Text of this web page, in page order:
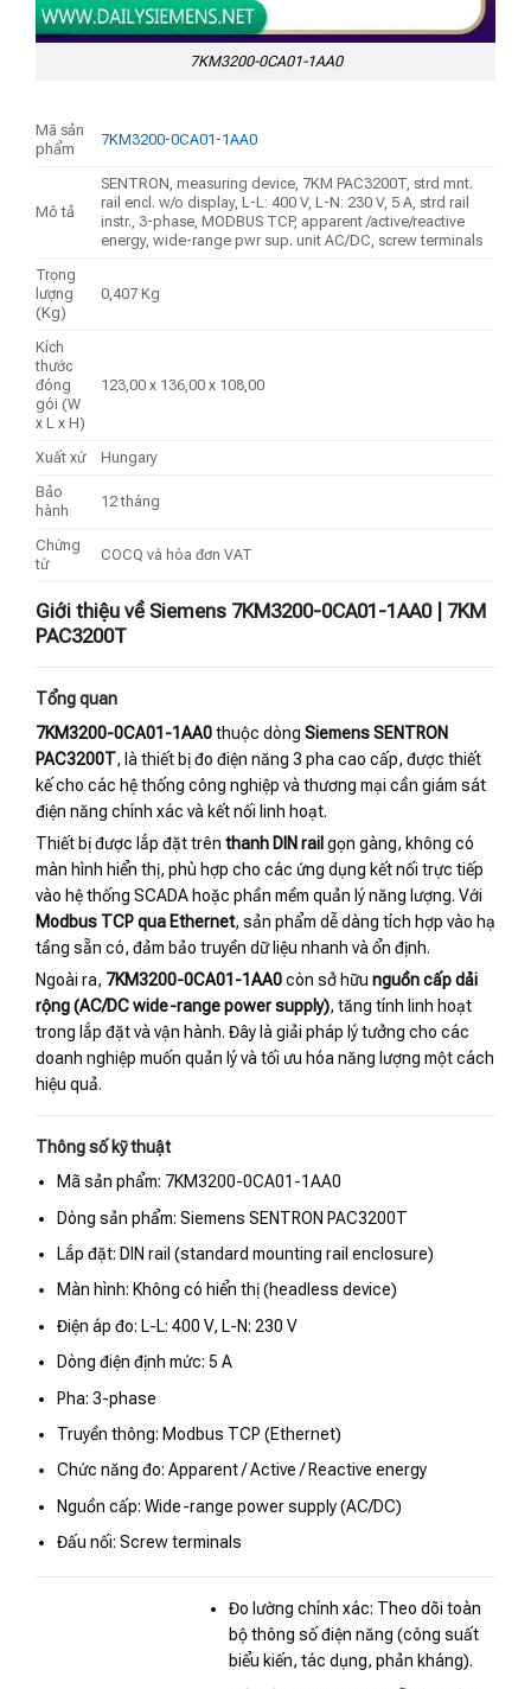
7KM3200-0CA01-1AA0
Mã sản
phẩm
7KM3200-0CA01-1AA0
Mô tả
SENTRON, measuring device, 7KM PAC3200T, strd mnt.
rail encl. w/o display, L-L: 400 V, L-N: 230 V, 5 A, strd rail
instr., 3-phase, MODBUS TCP, apparent /active/reactive
energy, wide-range pwr sup. unit AC/DC, screw terminals
Trọng
lượng
(Kg)
0,407 Kg
Kích
thước
đóng
gói (W
x L x H)
123,00 x 136,00 x 108,00
Xuất xứ
Hungary
Bảo
hành
12 tháng
Chứng
từ
COCQ và hóa đơn VAT
Giới thiệu về Siemens 7KM3200-0CA01-1AA0 | 7KM
PAC3200T
Tổng quan
7KM3200-0CA01-1AA0thuộc dòng Siemens SENTRON
PAC3200T, là thiết bị đo điện năng 3 pha cao cấp, được thiết
kế cho các hệ thống công nghiệp và thương mại cần giám sát
điện năng chính xác và kết nối linh hoạt.
Thiết bị được lắp đặt trên thanh DIN rail gọn gàng, không có
màn hình hiển thị, phù hợp cho các ứng dụng kết nối trực tiếp
vào hệ thống SCADA hoặc phần mềm quản lý năng lượng. Với
Modbus TCP qua Ethernet, sản phẩm dễ dàng tích hợp vào hạ
tầng sẵn có, đảm bảo truyền dữ liệu nhanh và ổn định.
Ngoài ra, 7KM3200-0CA01-1AA0còn sở hữu nguồn cấp dải
rộng (AC/DC wide-range power supply), tăng tính linh hoạt
trong lắp đặt và vận hành. Đây là giải pháp lý tưởng cho các
doanh nghiệp muốn quản lý và tối ưu hóa năng lượng một cách
hiệu quả.
Thông số kỹ thuật
Mã sản phẩm: 7KM3200-0CA01-1AA0
Dòng sản phẩm: Siemens SENTRON PAC3200T
Lắp đặt: DIN rail (standard mounting rail enclosure)
Màn hình: Không có hiển thị (headless device)
Điện áp đo: L-L: 400 V, L-N: 230 V
Dòng điện định mức: 5 A
Pha: 3-phase
Truyền thông: Modbus TCP (Ethernet)
Chức năng đo: Apparent / Active / Reactive energy
Nguồn cấp: Wide-range power supply (AC/DC)
Đấu nối: Screw terminals
Đo lường chính xác: Theo dõi toàn
bộ thông số điện năng (công suất
biểu kiến, tác dụng, phản kháng).